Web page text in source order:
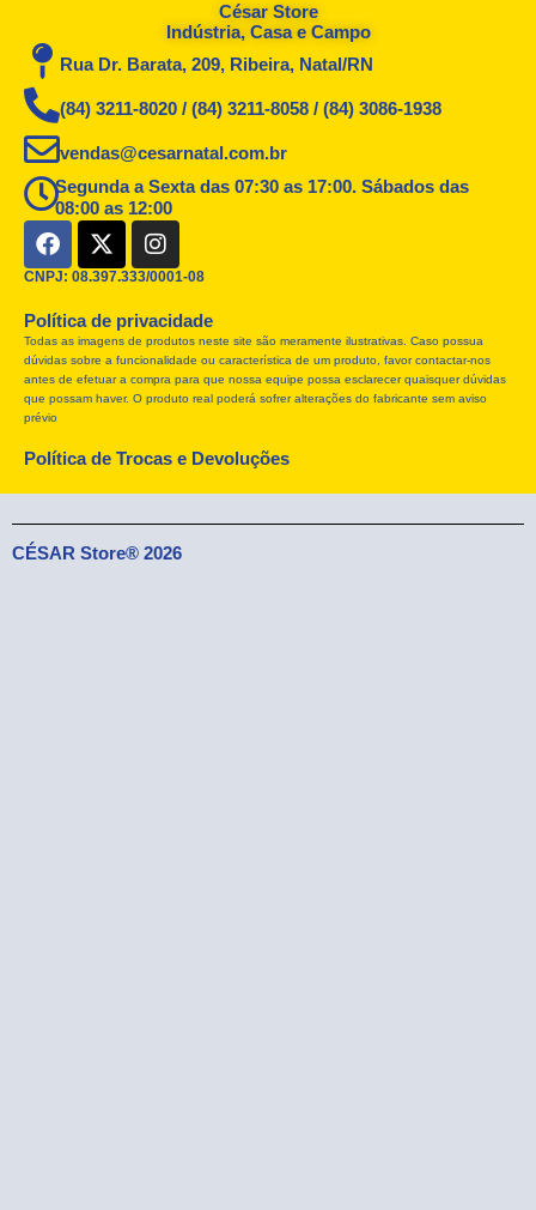
César Store
Indústria, Casa e Campo
Rua Dr. Barata, 209, Ribeira, Natal/RN
(84) 3211-8020 / (84) 3211-8058 / (84) 3086-1938
vendas@cesarnatal.com.br
Segunda a Sexta das 07:30 as 17:00. Sábados das
08:00 as 12:00
F
a
c
b
o
o
k
X
-
t
i
t
t
e
I
n
s
a
g
r
a
CNPJ: 08.397.333/0001-08
Política de privacidade
Todas as imagens de produtos neste site são meramente ilustrativas. Caso possua
dúvidas sobre a funcionalidade ou característica de um produto, favor contactar-nos
antes de efetuar a compra para que nossa equipe possa esclarecer quaisquer dúvidas
que possam haver. O produto real poderá sofrer alterações do fabricante sem aviso
prévio
Política de Trocas e Devoluções
CÉSAR Store® 2026